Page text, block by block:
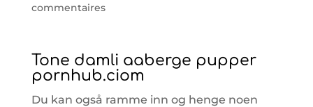
commentaires
Tone damli aaberge pupper
pornhub.ciom
Du kan også ramme inn og henge noen